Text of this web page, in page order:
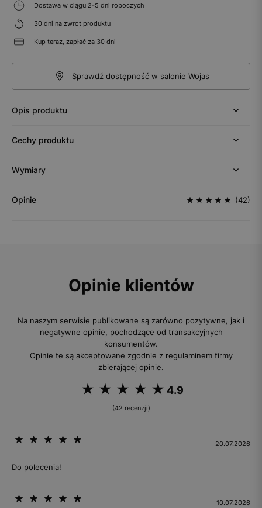
Dostawa w ciągu 2-5 dni roboczych
30 dni na zwrot produktu
Kup teraz, zapłać za 30 dni
Sprawdź dostępność w salonie Wojas
Opis produktu
Cechy produktu
Wymiary
Opinie (42)
Opinie klientów
Na naszym serwisie publikowane są zarówno pozytywne, jak i
negatywne opinie, pochodzące od transakcyjnych
konsumentów.
Opinie te są akceptowane zgodnie z regulaminem firmy
zbierającej opinie.
4.9
(42 recenzji)
20.07.2026
Do polecenia!
10.07.2026